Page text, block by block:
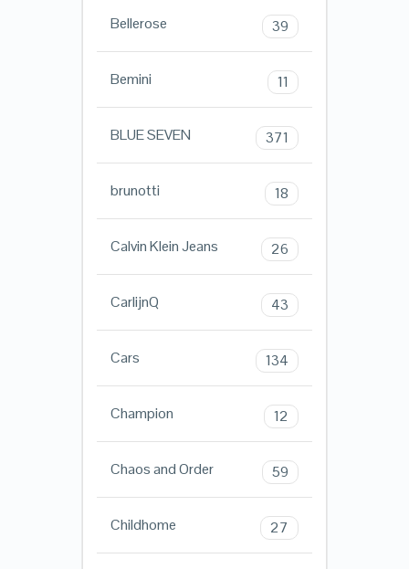
Bellerose 39
Bemini 11
BLUE SEVEN 371
brunotti 18
Calvin Klein Jeans 26
CarlijnQ 43
Cars 134
Champion 12
Chaos and Order 59
Childhome 27